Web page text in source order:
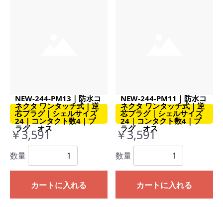
NEW-244-PM13｜防水コ
ネクタ ワンタッチ式｜逆
芯プラグ｜シェルサイズ
24｜コンタクト数4｜プ
ラグ オス
￥3,591
数量
カートに入れる
NEW-244-PM11｜防水コ
ネクタ ワンタッチ式｜逆
芯プラグ｜シェルサイズ
24｜コンタクト数4｜プ
ラグ オス
￥3,591
数量
カートに入れる